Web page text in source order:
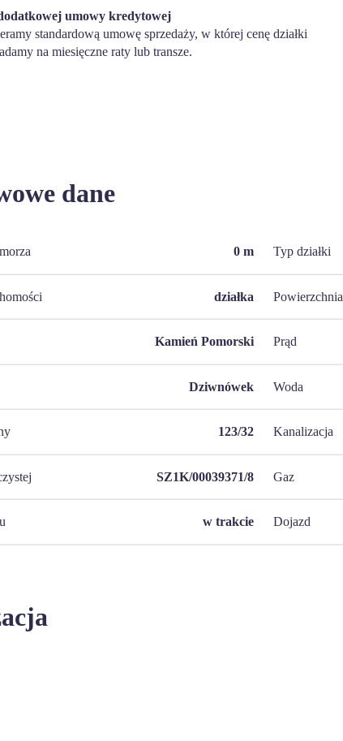
umowy kredytowej
standardową umowę sprzedaży, w której cenę działki
na miesięczne raty lub transze.
dane
0 m
działka
Kamień Pomorski
Dziwnówek
123/32
SZ1K/00039371/8
w trakcie
Typ działki
Powierzchnia
Prąd
Woda
Kanalizacja
Gaz
Dojazd